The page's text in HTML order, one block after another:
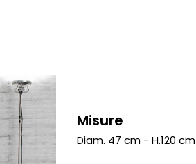
Misure
Diam. 47 cm - H.120 cm